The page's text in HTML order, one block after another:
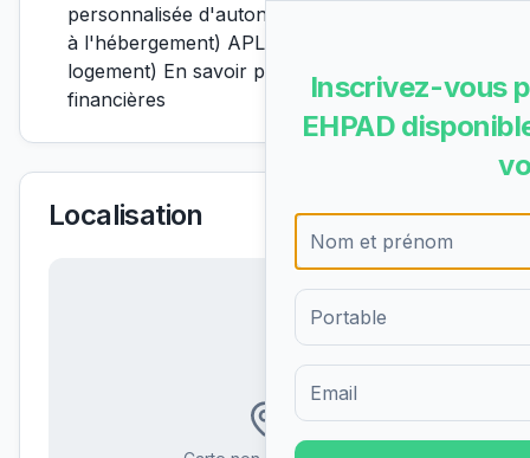
personnalisée d'autonomie) ASH (aide sociale
à l'hébergement) APL (aide personnalisée au
logement) En savoir plus sur les aides
financières
Localisation
Inscrivez-vous
EHPAD
Formulaire d'inscription pour